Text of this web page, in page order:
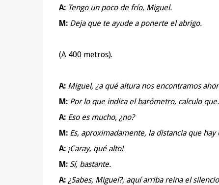
A: Tengo un poco de frío, Miguel.
M: Deja que te ayude a ponerte el abrigo.
(A 400 metros).
A: Miguel, ¿a qué altura nos encontramos
M: Por lo que indica el barómetro, calculo
A: Eso es mucho, ¿no?
M: Es, aproximadamente, la distancia que hay
A: ¡Caray, qué alto!
M: Sí, bastante.
A: ¿Sabes, Miguel?, aquí arriba reina el